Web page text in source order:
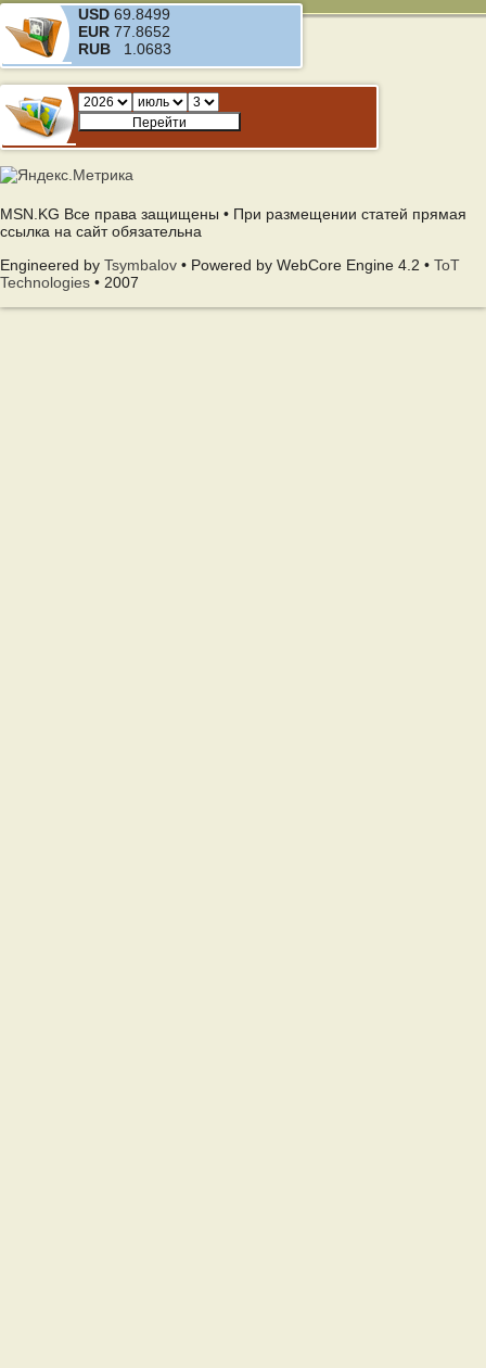
USD 69.8499
EUR 77.8652
RUB 1.0683
MSN.KG Все права защищены • При размещении статей прямая
ссылка на сайт обязательна
Engineered by Tsymbalov • Powered by WebCore Engine 4.2 • ToT
Technologies • 2007